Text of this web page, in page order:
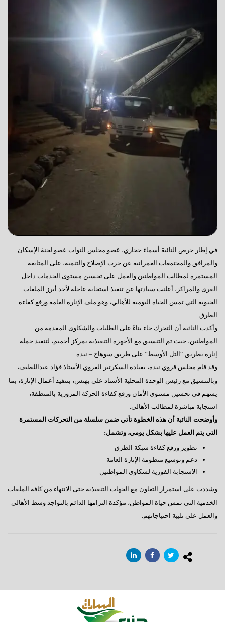
في إطار حرص النائبة أسماء حجازي، عضو مجلس النواب عضو لجنة الإسكان
والمرافق والمجتمعات العمرانية عن حزب الإصلاح والتنمية، على المتابعة
المستمرة لمطالب المواطنين والعمل على تحسين مستوى الخدمات داخل
القرى والمراكز، أعلنت سيادتها عن تنفيذ استجابة عاجلة لأحد أبرز الملفات
الحيوية التي تمس الحياة اليومية للأهالي، وهو ملف الإنارة العامة ورفع كفاءة
الطرق.
وأكدت النائبة أن التحرك جاء بناءً على الطلبات والشكاوى المقدمة من
المواطنين، حيث تم التنسيق مع الأجهزة التنفيذية بمركز أخميم، لتنفيذ حملة
إنارة بطريق “التل الأوسط” على طريق سوهاج – نيدة.
وقد قام مجلس قروي نيدة، بقيادة السكرتير القروي الأستاذ فؤاد عبداللطيف،
وبالتنسيق مع رئيس الوحدة المحلية الأستاذ علي بهنس، بتنفيذ أعمال الإنارة، بما
يسهم في تحسين مستوى الأمان ورفع كفاءة الحركة المرورية بالمنطقة،
استجابة مباشرة لمطالب الأهالي.
وأوضحت النائبة أن هذه الخطوة تأتي ضمن سلسلة من التحركات المستمرة
التي يتم العمل عليها بشكل يومي، وتشمل:
تطوير ورفع كفاءة شبكة الطرق
دعم وتوسيع منظومة الإنارة العامة
الاستجابة الفورية لشكاوى المواطنين
وشددت على استمرار التعاون مع الجهات التنفيذية حتى الانتهاء من كافة الملفات
الخدمية التي تمس حياة المواطن، مؤكدة التزامها الدائم بالتواجد وسط الأهالي
والعمل على تلبية احتياجاتهم.